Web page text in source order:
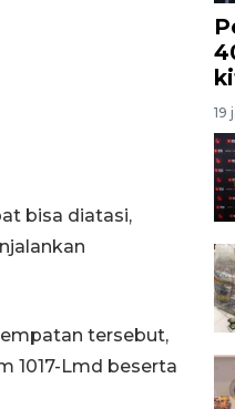
bisa diatasi,
tersebut,
1017-Lmd beserta
19